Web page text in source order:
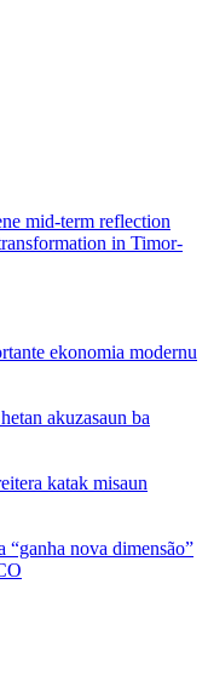
mid-term reflection
in Timor-
ekonomia modernu
akuzasaun ba
katak misaun
nova dimensão”